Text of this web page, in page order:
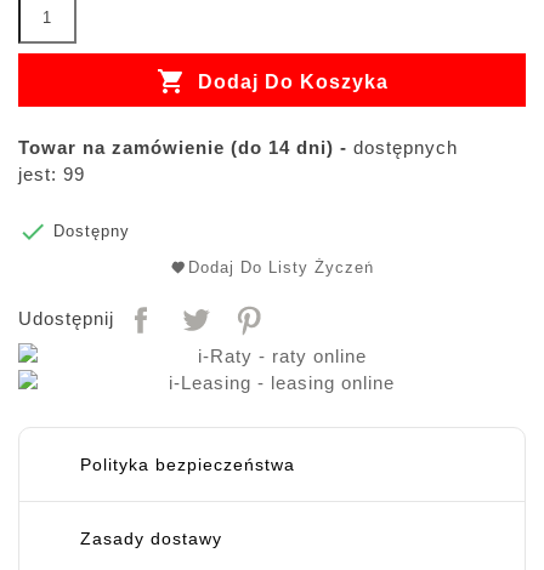
 Dodaj Do Koszyka
Towar na zamówienie (do 14 dni) - dostępnych
jest: 99

Dostępny
Dodaj Do Listy Życzeń
Udostępnij
Polityka bezpieczeństwa
Zasady dostawy